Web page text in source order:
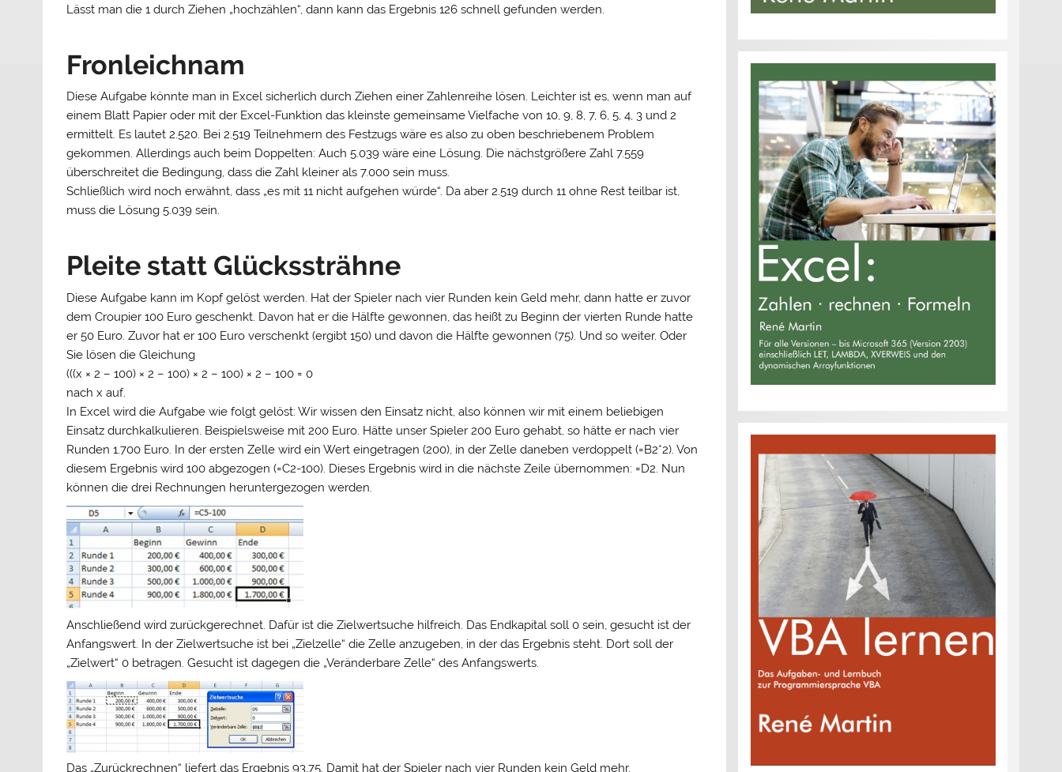
Lässt man die 1 durch Ziehen „hochzählen“, dann kann das Ergebnis 126 schnell gefunden werden.
Fronleichnam
Diese Aufgabe könnte man in Excel sicherlich durch Ziehen einer Zahlenreihe lösen. Leichter ist es, wenn man auf
einem Blatt Papier oder mit der Excel-Funktion das kleinste gemeinsame Vielfache von 10, 9, 8, 7, 6, 5, 4, 3 und 2
ermittelt. Es lautet 2.520. Bei 2.519 Teilnehmern des Festzugs wäre es also zu oben beschriebenem Problem
gekommen. Allerdings auch beim Doppelten: Auch 5.039 wäre eine Lösung. Die nächstgrößere Zahl 7.559
überschreitet die Bedingung, dass die Zahl kleiner als 7.000 sein muss.
Schließlich wird noch erwähnt, dass „es mit 11 nicht aufgehen würde“. Da aber 2.519 durch 11 ohne Rest teilbar ist,
muss die Lösung 5.039 sein.
Pleite statt Glückssträhne
Diese Aufgabe kann im Kopf gelöst werden. Hat der Spieler nach vier Runden kein Geld mehr, dann hatte er zuvor
dem Croupier 100 Euro geschenkt. Davon hat er die Hälfte gewonnen, das heißt zu Beginn der vierten Runde hatte
er 50 Euro. Zuvor hat er 100 Euro verschenkt (ergibt 150) und davon die Hälfte gewonnen (75). Und so weiter. Oder
Sie lösen die Gleichung
(((x × 2 – 100) × 2 – 100) × 2 – 100) × 2 – 100 = 0
nach x auf.
In Excel wird die Aufgabe wie folgt gelöst: Wir wissen den Einsatz nicht, also können wir mit einem beliebigen
Einsatz durchkalkulieren. Beispielsweise mit 200 Euro. Hätte unser Spieler 200 Euro gehabt, so hätte er nach vier
Runden 1.700 Euro. In der ersten Zelle wird ein Wert eingetragen (200), in der Zelle daneben verdoppelt (=B2*2). Von
diesem Ergebnis wird 100 abgezogen (=C2-100). Dieses Ergebnis wird in die nächste Zeile übernommen: =D2. Nun
können die drei Rechnungen heruntergezogen werden.
Anschließend wird zurückgerechnet. Dafür ist die Zielwertsuche hilfreich. Das Endkapital soll 0 sein, gesucht ist der
Anfangswert. In der Zielwertsuche ist bei „Zielzelle“ die Zelle anzugeben, in der das Ergebnis steht. Dort soll der
„Zielwert“ 0 betragen. Gesucht ist dagegen die „Veränderbare Zelle“ des Anfangswerts.
Das „Zurückrechnen“ liefert das Ergebnis 93,75. Damit hat der Spieler nach vier Runden kein Geld mehr.